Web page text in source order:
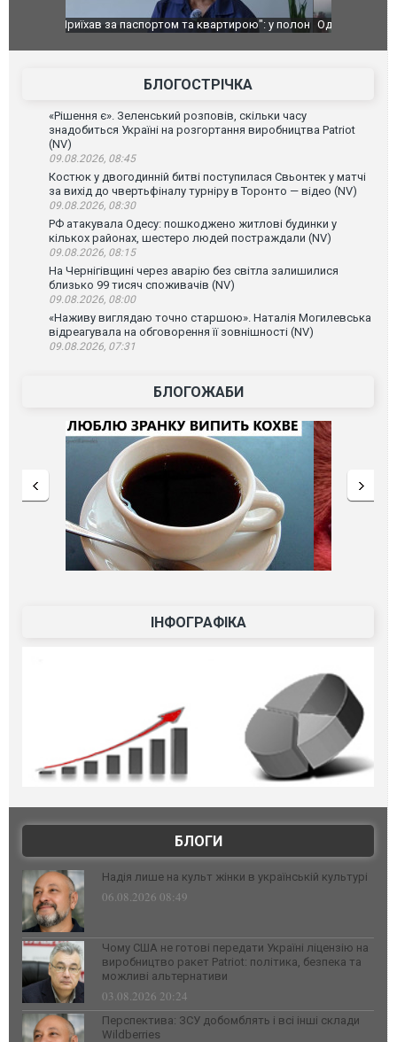
Одесу накрила потужна злива з градом та
ураганним вітром
Вже
БЛОГОСТРІЧКА
«Рішення є». Зеленський розповів, скільки часу
знадобиться Україні на розгортання виробництва Patriot
(NV)
09.08.2026, 08:45
Костюк у двогодинній битві поступилася Свьонтек у матчі
за вихід до чвертьфіналу турніру в Торонто — відео (NV)
09.08.2026, 08:30
РФ атакувала Одесу: пошкоджено житлові будинки у
кількох районах, шестеро людей постраждали (NV)
09.08.2026, 08:15
На Чернігівщині через аварію без світла залишилися
близько 99 тисяч споживачів (NV)
09.08.2026, 08:00
«Наживу виглядаю точно старшою». Наталія Могилевська
відреагувала на обговорення її зовнішності (NV)
09.08.2026, 07:31
БЛОГОЖАБИ
ІНФОГРАФІКА
БЛОГИ
Надія лише на культ жінки в українській культурі
06.08.2026 08:49
Чому США не готові передати Україні ліцензію на
виробництво ракет Patriot: політика, безпека та
можливі альтернативи
03.08.2026 20:24
Перспектива: ЗСУ добомблять і всі інші склади
Wildberries